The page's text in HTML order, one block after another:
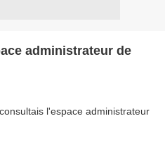
administrateur de